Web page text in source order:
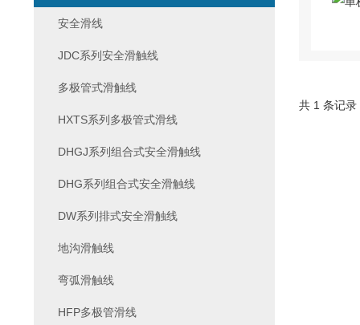
共 1 条记
安全滑线
JDC系列安全滑触线
多极管式滑触线
HXTS系列多极管式滑线
DHGJ系列组合式安全滑触线
DHG系列组合式安全滑触线
DW系列排式安全滑触线
地沟滑触线
弯弧滑触线
HFP多极管滑线